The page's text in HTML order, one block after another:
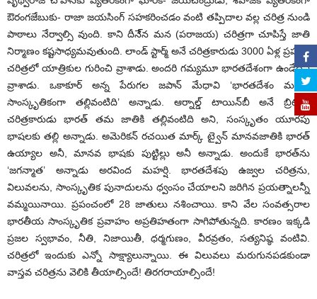
ఔరంగజేబుకు- రాజా జయసింగ్ సహకరించడం వంటి తప్పిదాల వల్ల చరిత్ర నుండి
పాఠాలు నేర్వాల్సి వుంది. కాని దీనే్న మన (పరాజయ) చరిత్రగా చూపిస్తే జాతి
నిర్మాణం కష్టసాధ్యమవుతుంది. లాండ్ స్టార్మ్ అనే చరిత్రకారుడు 3000 ఏళ్ల ప్రపంచ
చరిత్రలో యాత్రికుల గురించి వ్రాశాడు. అందరి గమ్యమూ భారతదేశంగా ఉండేదని
వ్రాశాడు. ఒకాకూర్ అన్న పేరుగల జపాన్ మేధావి ‘భారతదేశం మనకు
సాంస్కృతికంగా తల్లివంటిది’ అన్నాడు. ఆర్నాల్డ్ టాయిన్‌బీ అనే బ్రిటీషు
చరిత్రకారుడు భారత్ తమ జాతికి తల్లివంటిది అని, సంస్కృతం యూరపు
భాషలకు తల్లి అన్నాడు. అమెరికన్ రచయిత మార్క్ ట్వైన్ మానవజాతికి భారత్
ఉయ్యాల అనీ, మానవ భాషకు పుట్టిల్లు అనీ అన్నాడు. అందుకే భారత్‌ను
‘జగన్మాత’ అన్నాడు అరవింద మహర్షి. భారతదేశపు ఉజ్వల చరిత్రను,
విలువలను, సాంస్కృతిక పునాదులను ధ్వంసం చేయాలని జరిగిన ప్రయత్నాలన్నీ
వమ్మయినాయి. ప్రపంచంలో 28 జాతులు నశించాయి. కాని వేల సంవత్సరాల
భారతీయ సాంస్కృతిక ప్రవాహం అప్రతిహతంగా సాగిపోతున్నది. కారణం ఇక్కడి
ప్రజల స్వభావం, నీతి, నిజాయితీ, ధర్మగుణం, వీరవ్రతం, సత్యనిష్ఠ వంటివి.
చరిత్రలో ఇందుకు ఎన్నో సాక్ష్యాలున్నాయి. ఈ విలువలు మరుగునపడకుండా
వాస్తవ చరిత్రను వెలికి తీయాల్సిందే! తిరగరాయాల్సిందే!